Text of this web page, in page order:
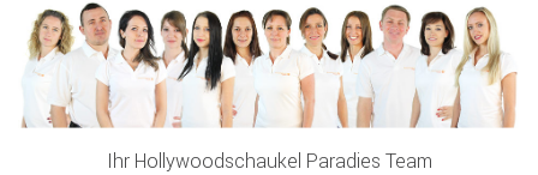
Ihr Hollywoodschaukel Paradies Team